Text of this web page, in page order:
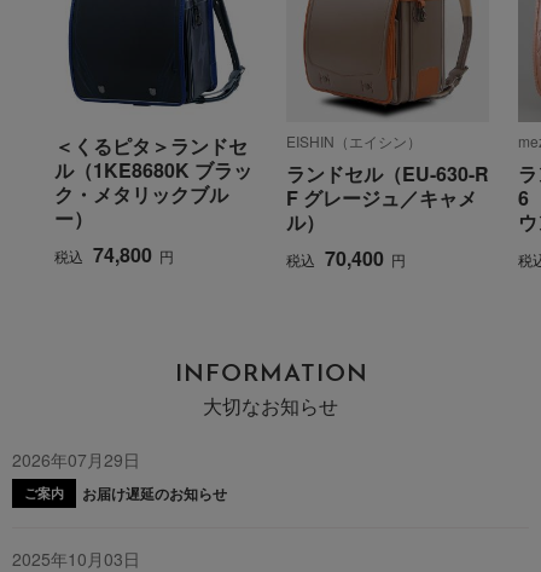
＜くるピタ＞ランドセ
ル（1KE8680K ブラッ
ク・メタリックブル
ー）
税込 74,800 円
EISHIN（エイシン）
ランドセル（EU-630-R
F グレージュ／キャメ
ル）
税込 70,400 円
6
税
INFORMATION
大切なお知らせ
2026年07月29日
ご案内 お届け遅延のお知らせ
2025年10月03日